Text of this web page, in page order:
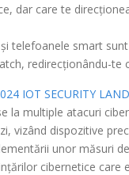
dar care te
telefoanele smart
redirecționându-te
IOT SECURITY
la multiple atacuri
vizând dispozitive
unor măsuri
cibernetice care